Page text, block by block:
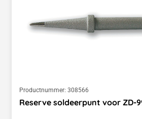
Productnummer: 308566
Reserve soldeerpunt voor ZD-